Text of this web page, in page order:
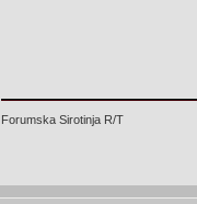
Forumska Sirotinja R/T